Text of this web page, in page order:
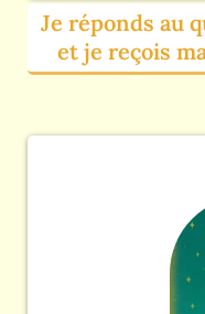
Je réponds au
et je reçois